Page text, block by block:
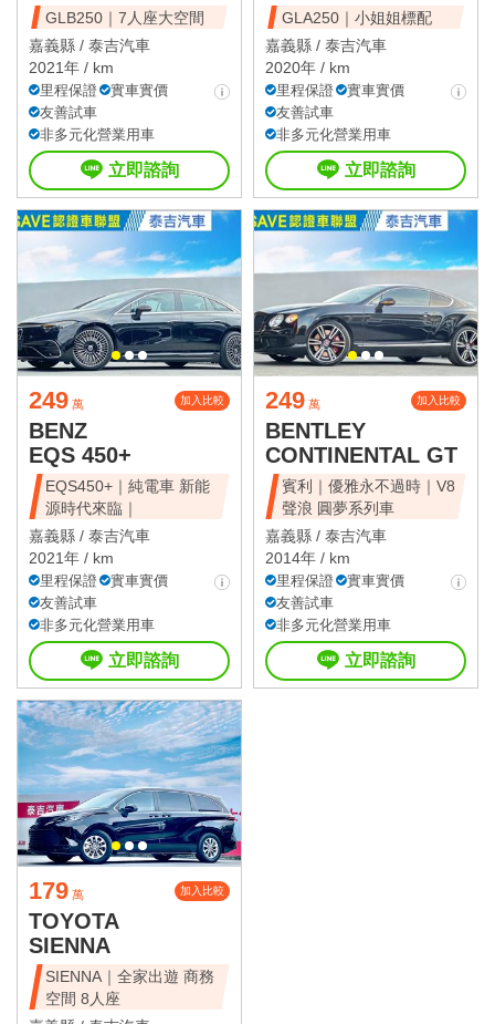
GLB250｜7人座大空間
嘉義縣 / 泰吉汽車
2021年 / km
里程保證
實車實價
友善試車
非多元化營業用車
立即諮詢
GLA250｜小姐姐標配
嘉義縣 / 泰吉汽車
2020年 / km
里程保證
實車實價
友善試車
非多元化營業用車
立即諮詢
249 萬 加入比較
BENZ
EQS 450+
EQS450+｜純電車 新能
源時代來臨｜
嘉義縣 / 泰吉汽車
2021年 / km
里程保證
實車實價
友善試車
非多元化營業用車
立即諮詢
249 萬 加入比較
BENTLEY
CONTINENTAL GT
賓利｜優雅永不過時｜V8
聲浪 圓夢系列車
嘉義縣 / 泰吉汽車
2014年 / km
里程保證
實車實價
友善試車
非多元化營業用車
立即諮詢
179 萬 加入比較
TOYOTA
SIENNA
SIENNA｜全家出遊 商務
空間 8人座